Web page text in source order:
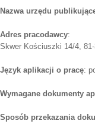
Nazwa urzędu
Adres pracodawcy:
Skwer Kościuszki 14/4,
Język aplikacji o pracę:
Wymagane dokumenty
Sposób przekazania